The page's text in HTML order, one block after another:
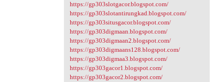
https://gp303slotgacor.blogspot.com/
https://gp303slotantirungkad.blogspot.com/
https://gp303situsgacor.blogspot.com/
https://gp303digmaan.blogspot.com/
https://gp303digmaan2.blogspot.com/
https://gp303digmaans128.blogspot.com/
https://gp303digmaa3.blogspot.com/
https://gp303gacor1.blogspot.com/
https://gp303gacor2.blogspot.com/